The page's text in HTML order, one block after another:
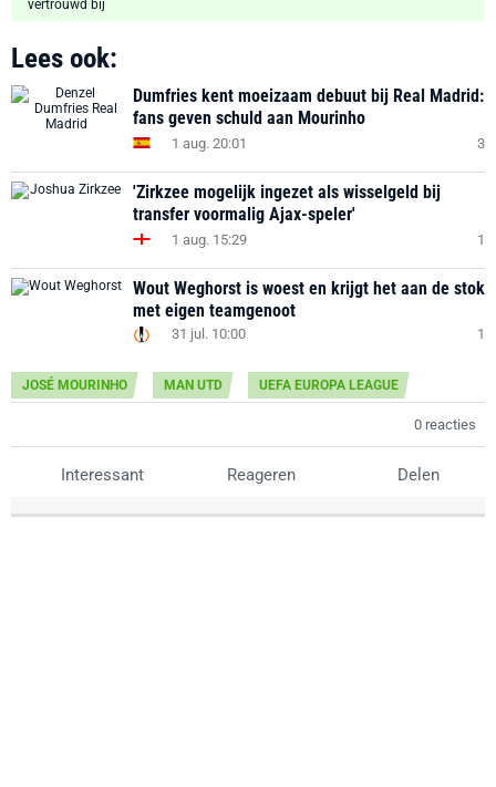
Lees ook:
Dumfries kent moeizaam debuut bij Real Madrid:
fans geven schuld aan Mourinho
1 aug. 20:01 3
'Zirkzee mogelijk ingezet als wisselgeld bij
transfer voormalig Ajax-speler'
1 aug. 15:29 1
Wout Weghorst is woest en krijgt het aan de stok
met eigen teamgenoot
31 jul. 10:00 1
JOSÉ MOURINHO MAN UTD UEFA EUROPA LEAGUE
0 reacties
Interessant Reageren Delen